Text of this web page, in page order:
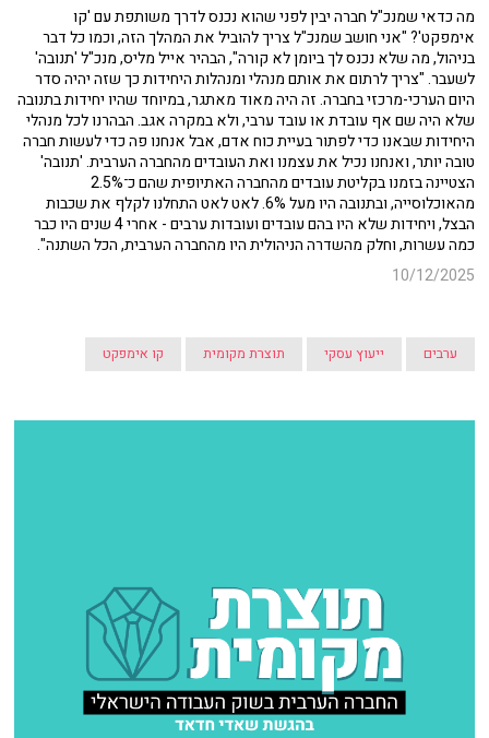
מה כדאי שמנכ"ל חברה יבין לפני שהוא נכנס לדרך משותפת עם 'קו
אימפקט'? "אני חושב שמנכ"ל צריך להוביל את המהלך הזה, וכמו כל דבר
בניהול, מה שלא נכנס לך ביומן לא קורה", הבהיר אייל מליס, מנכ"ל 'תנובה'
לשעבר. "צריך לרתום את אותם מנהלי ומנהלות היחידות כך שזה יהיה סדר
היום הערכי-מרכזי בחברה. זה היה מאוד מאתגר, במיוחד שהיו יחידות בתנובה
שלא היה שם אף עובדת או עובד ערבי, ולא במקרה אגב. הבהרנו לכל מנהלי
היחידות שבאנו כדי לפתור בעיית כוח אדם, אבל אנחנו פה כדי לעשות חברה
טובה יותר, ואנחנו נכיל את עצמנו ואת העובדים מהחברה הערבית. 'תנובה'
הצטיינה בזמנו בקליטת עובדים מהחברה האתיופית שהם כ־2.5%
מהאוכלוסייה, ובתנובה היו מעל 6%. לאט לאט התחלנו לקלף את שכבות
הבצל, ויחידות שלא היו בהם עובדים ועובדות ערבים - אחרי 4 שנים היו כבר
כמה עשרות, וחלק מהשדרה הניהולית היו מהחברה הערבית, הכל השתנה".
10/12/2025
ערבים ייעוץ עסקי תוצרת מקומית קו אימפקט